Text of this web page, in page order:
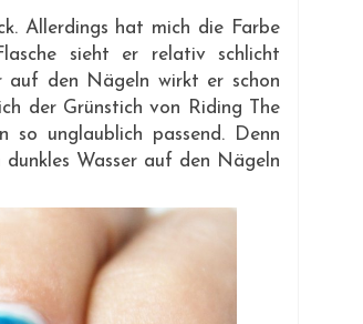
Allerdings hat mich die Farbe
sieht er relativ schlicht
auf den Nägeln wirkt er schon
der Grünstich von Riding The
unglaublich passend. Denn
Wasser auf den Nägeln